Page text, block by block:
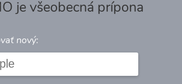
je všeobecná prípona
nový: